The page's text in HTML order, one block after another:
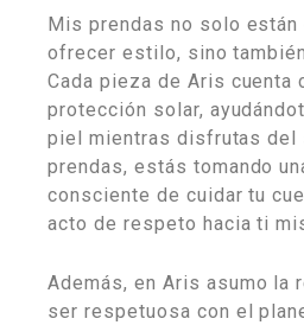
Mis prendas no solo están
ofrecer estilo, sino
Cada pieza de Aris cuenta
protección solar,
piel mientras disfrutas del
prendas, estás tomando
consciente de cuidar tu
acto de respeto hacia ti
Además, en Aris asumo la
ser respetuosa con el